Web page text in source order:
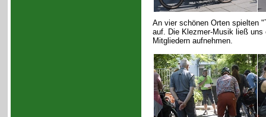
An vier schönen Orten spielten
auf. Die Klezmer-Musik ließ uns
Mitgliedern aufnehmen.